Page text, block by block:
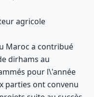
agricole
Maroc a contribué
dirhams au
pour l\'année
parties ont convenu